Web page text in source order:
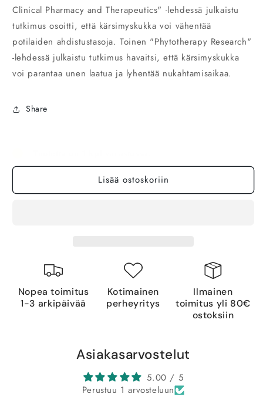
Clinical Pharmacy and Therapeutics" -lehdessä julkaistu
tutkimus osoitti, että kärsimyskukka voi vähentää
potilaiden ahdistustasoja. Toinen "Phytotherapy Research"
-lehdessä julkaistu tutkimus havaitsi, että kärsimyskukka
voi parantaa unen laatua ja lyhentää nukahtamisaikaa.
Share
Lisää ostoskoriin
Nopea toimitus
1-3 arkipäivää
Kotimainen
perheyritys
Ilmainen
toimitus yli 80€
ostoksiin
Asiakasarvostelut
5.00 / 5
Perustuu 1 arvosteluun